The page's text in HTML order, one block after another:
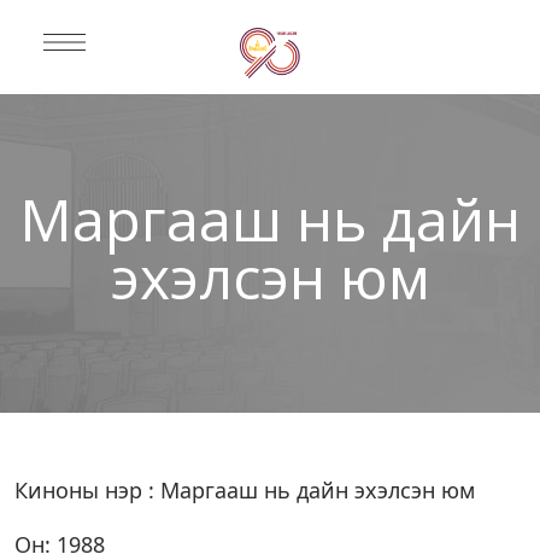
Маргааш нь дайн
эхэлсэн юм
Киноны нэр : Маргааш нь дайн эхэлсэн юм
Он: 1988